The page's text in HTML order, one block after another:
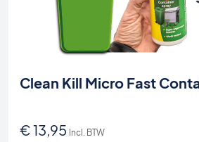
Clean Kill Micro Fast
€13,95 Incl. BTW